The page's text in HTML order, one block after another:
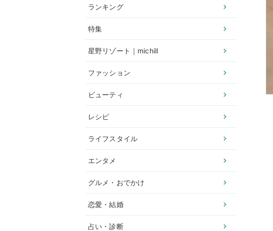
ランキング
特集
星野リゾート｜michill
ファッション
ビューティ
レシピ
ライフスタイル
エンタメ
グルメ・おでかけ
恋愛・結婚
占い・診断